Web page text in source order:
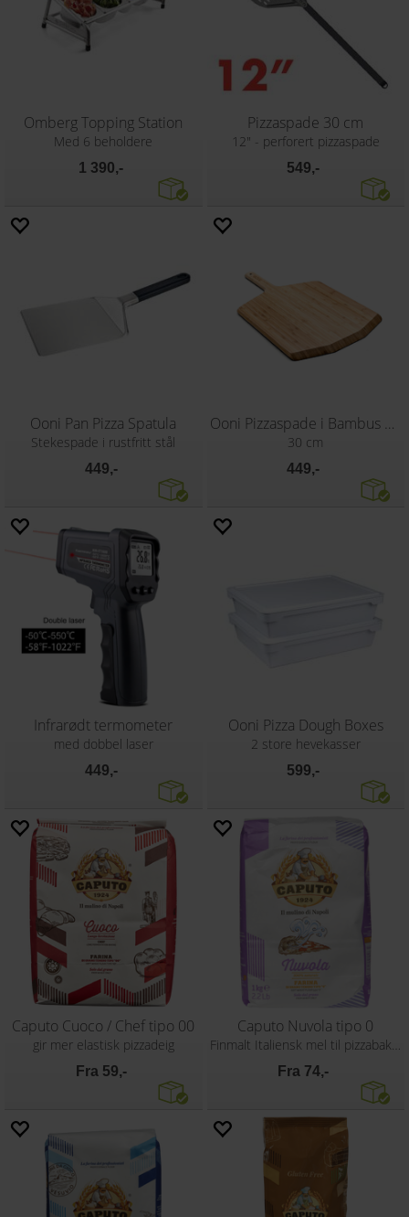
Omberg Topping Station
Med 6 beholdere
1 390,-
Pizzaspade 30 cm
12" - perforert pizzaspade
549,-
Ooni Pan Pizza Spatula
Stekespade i rustfritt stål
449,-
Ooni Pizzaspade i Bambus 30 cm
30 cm
449,-
Infrarødt termometer
med dobbel laser
449,-
Ooni Pizza Dough Boxes
2 store hevekasser
599,-
Caputo Cuoco / Chef tipo 00
gir mer elastisk pizzadeig
Fra 59,-
Caputo Nuvola tipo 0
Finmalt Italiensk mel til pizzabaking
Fra 74,-